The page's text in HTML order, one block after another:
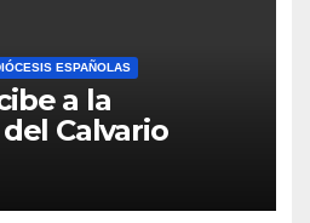
ESPAÑOLAS
a la
Calvario